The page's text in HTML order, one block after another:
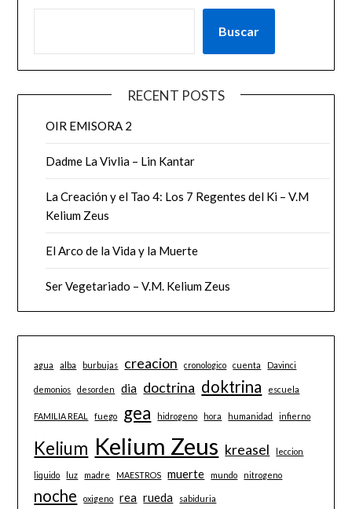
Buscar
RECENT POSTS
OIR EMISORA 2
Dadme La Vivlia – Lin Kantar
La Creación y el Tao 4: Los 7 Regentes del Ki – V.M
Kelium Zeus
El Arco de la Vida y la Muerte
Ser Vegetariado – V.M. Kelium Zeus
agua alba burbujas creacion cronologico cuenta Davinci
demonios desorden dia doctrina doktrina escuela
FAMILIA REAL fuego gea hidrogeno hora humanidad infierno
Kelium Kelium Zeus kreasel leccion
liquido luz madre MAESTROS muerte mundo nitrogeno
noche oxigeno rea rueda sabiduria